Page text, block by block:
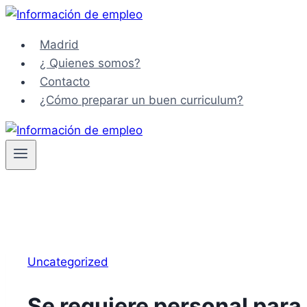
Saltar
contenidoMadrid
¿ Quienes somos?
Contacto
¿Cómo preparar un buen curriculum?
Uncategorized